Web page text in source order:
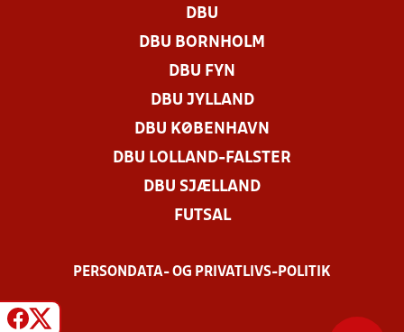
DBU
DBU BORNHOLM
DBU FYN
DBU JYLLAND
DBU KØBENHAVN
DBU LOLLAND-FALSTER
DBU SJÆLLAND
FUTSAL
PERSONDATA- OG PRIVATLIVS-POLITIK